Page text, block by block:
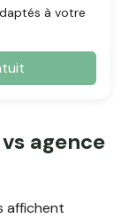
à votre
agence
affichent